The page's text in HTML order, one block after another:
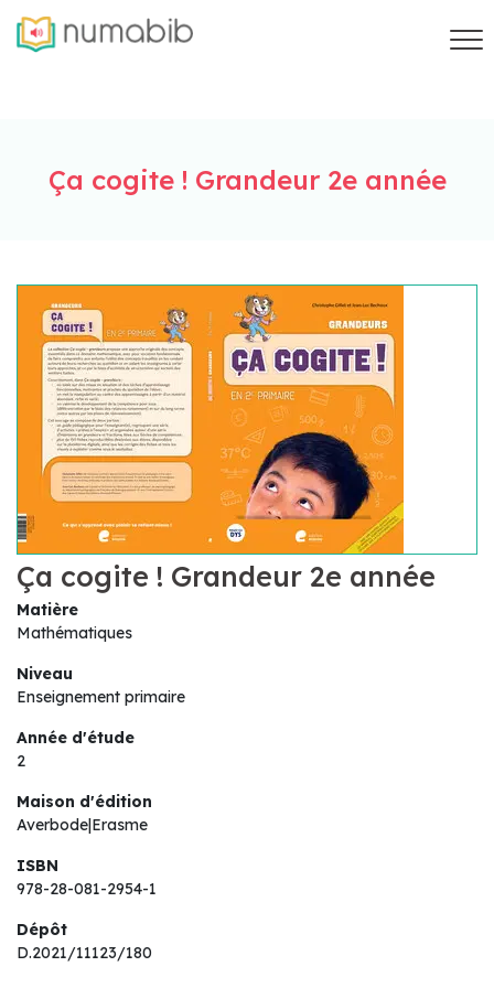
Ça cogite ! Grandeur 2e année
Ça cogite ! Grandeur 2e année
Matière
Mathématiques
Niveau
Enseignement primaire
Année d'étude
2
Maison d'édition
Averbode|Erasme
ISBN
978-28-081-2954-1
Dépôt
D.2021/11123/180